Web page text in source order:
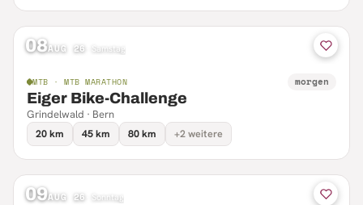
08AUG 26 Samstag
MTB · MTB MARATHON morgen
Eiger Bike-Challenge
Grindelwald · Bern
20 km
45 km 80 km +2 weitere
09AUG 26 Sonntag